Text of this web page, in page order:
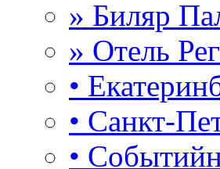
» Биляр
» Отель
•
• Санкт-
•